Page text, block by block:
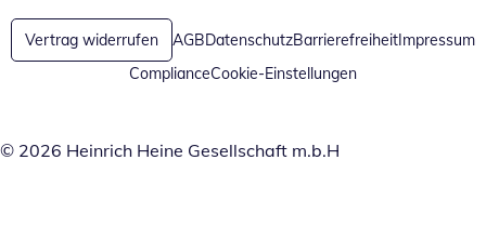
Vertrag widerrufen AGBDatenschutzBarrierefreiheitImpressum
ComplianceCookie-Einstellungen
© 2026 Heinrich Heine Gesellschaft m.b.H